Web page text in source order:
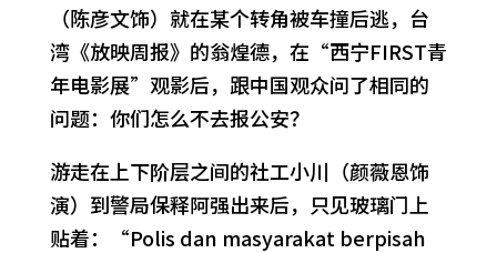
（陈彦文饰）就在某个转角被车撞后逃，台
湾《放映周报》的翁煌德，在“西宁FIRST青
年电影展”观影后，跟中国观众问了相同的
问题：你们怎么不去报公安？
游走在上下阶层之间的社工小川（颜薇恩饰
演）到警局保释阿强出来后，只见玻璃门上
贴着：“Polis dan masyarakat berpisah